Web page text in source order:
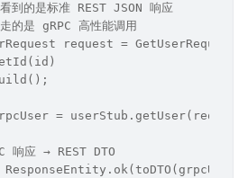
到的是标准 REST JSON 响应
的是 gRPC 高性能调用
request =
=
响应 → REST DTO